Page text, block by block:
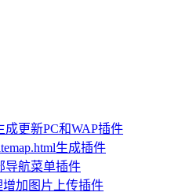
成更新PC和WAP插件
生成插件
导航菜单插件
增加图片上传插件